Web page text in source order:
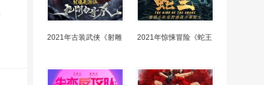
2021年古装武侠《射雕 2021年惊悚冒险《蛇王